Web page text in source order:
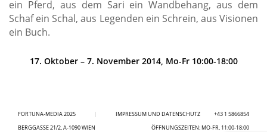
ein Pferd, aus dem Sari ein Wandbehang, aus dem
Schaf ein Schal, aus Legenden ein Schrein, aus Visionen
ein Buch.
17. Oktober – 7. November 2014, Mo-Fr 10:00-18:00
FORTUNA-MEDIA 2025 | IMPRESSUM UND DATENSCHUTZ
+43 1 5866854
BERGGASSE 21/2, A-1090 WIEN
ÖFFNUNGSZEITEN: MO-FR, 11:00-18:00